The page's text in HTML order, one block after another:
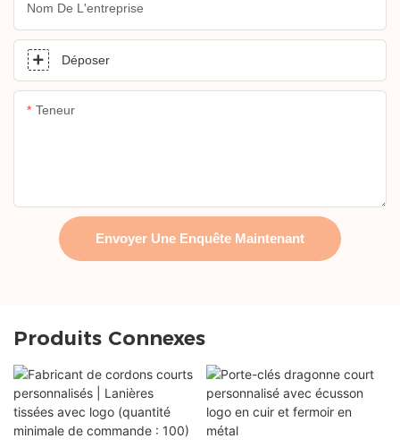
Nom De L'entreprise
Déposer
Teneur
Envoyer Une Enquête Maintenant
Produits Connexes